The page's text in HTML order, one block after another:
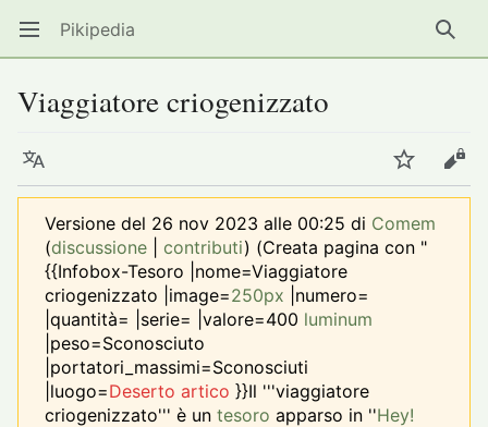
Apri il menu principale Pikipedia
Viaggiatore criogenizzato
Lingua Segui
Versione del 26 nov 2023 alle 00:25 di Comem
(discussione contributi) (Creata pagina con "
{{Infobox-Tesoro |nome=Viaggiatore
criogenizzato |image=250px |numero=
|quantità= |serie= |valore=400 luminum
|peso=Sconosciuto
|portatori_massimi=Sconosciuti
|luogo=Deserto artico }}Il '''viaggiatore
criogenizzato''' è un tesoro apparso in ''Hey!